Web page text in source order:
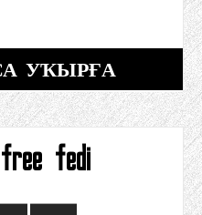
УҠЫРҒА
fedi